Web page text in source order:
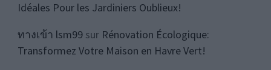
Idéales Pour les Jardiniers Oublieux!
ทางเข้า lsm99sur Rénovation Écologique:
Transformez Votre Maison en Havre Vert!